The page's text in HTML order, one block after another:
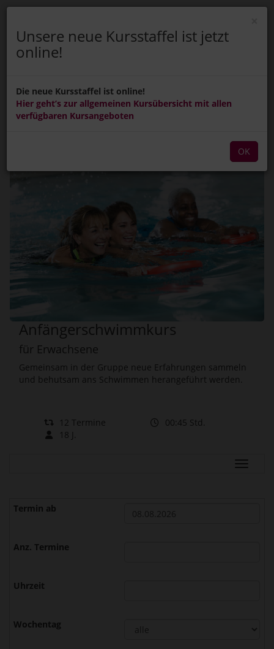
Menü Ein-/Ausblenden
ANMELDEN
Buchen
Anfängerschwimmkurs
für Erwachsene
Gemeinsam in der Gruppe neue Erfahrungen sammeln
und behutsam ans Schwimmen herangeführt werden.
12 Termine
00:45 Std.
18 J.
Unsere neue Kursstaffel ist jetzt
online!
Die neue Kursstaffel ist online!
Hier geht’s zur allgemeinen Kursübersicht mit allen
verfügbaren Kursangeboten
OK